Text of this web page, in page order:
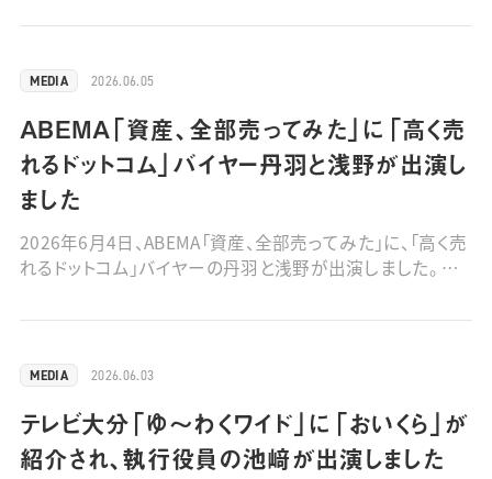
ウーマンについてはこちら
2026.06.05
MEDIA
ABEMA「資産、全部売ってみた」に「高く売
れるドットコム」バイヤー丹羽と浅野が出演し
ました
2026年6月4日、ABEMA「資産、全部売ってみた」に、「高く売
れるドットコム」バイヤーの丹羽と浅野が出演しました。 ■
2026.06.03
MEDIA
テレビ大分「ゆ～わくワイド」に「おいくら」が
紹介され、執行役員の池﨑が出演しました